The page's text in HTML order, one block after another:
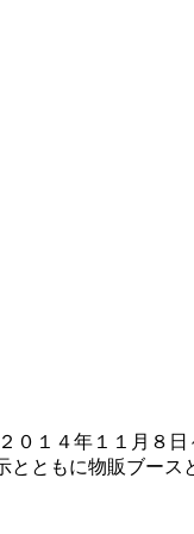
０１４年１１月８
ともに物販ブース